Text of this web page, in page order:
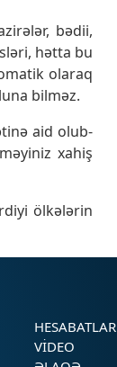
bədii,
hətta bu
olaraq
bilməz.
aid olub-
xahiş
ölkələrin
HESABATLAR
VIDEO